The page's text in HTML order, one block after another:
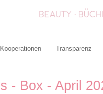
Transparenz
- Box - April